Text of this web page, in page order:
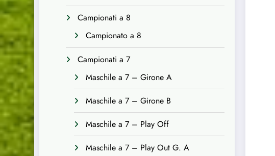
Campionati a 8
Campionato a 8
Campionati a 7
Maschile a 7 – Girone A
Maschile a 7 – Girone B
Maschile a 7 – Play Off
Maschile a 7 – Play Out G. A